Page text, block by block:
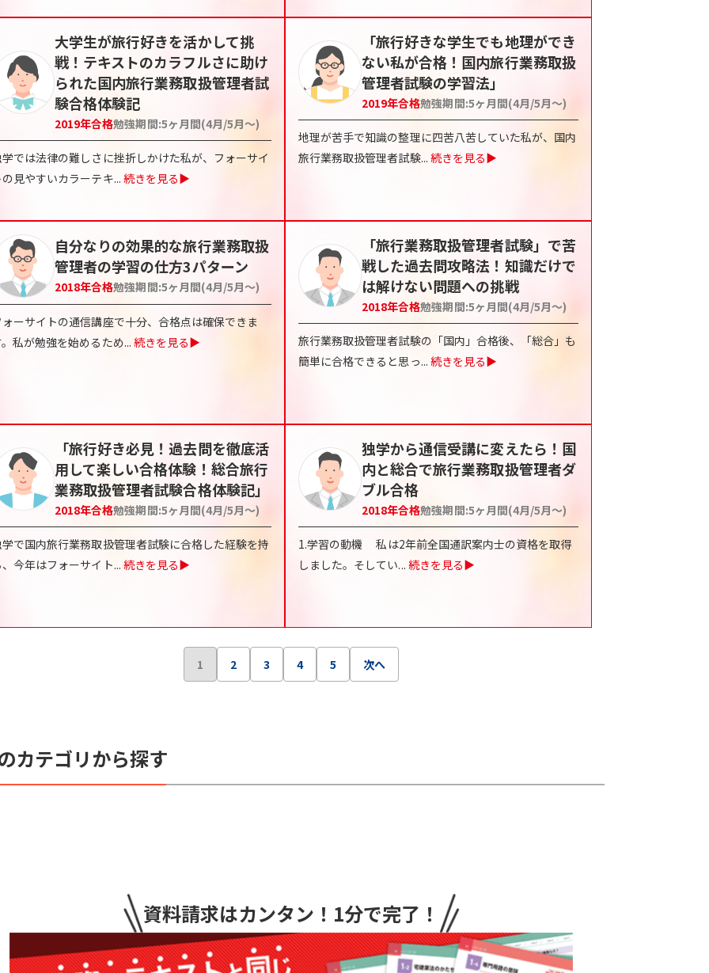
大学生が旅行好きを活かして挑
戦！テキストのカラフルさに助け
られた国内旅行業務取扱管理者試
験合格体験記
2019年合格勉強期間:5ヶ月間(4月/5月〜)
では法律の難しさに挫折しかけた私が、フォーサイ
見やすいカラーテキ... 続きを見る▶
「旅行好きな学生でも地理ができ
ない私が合格！国内旅行業務取扱
管理者試験の学習法」
2019年合格勉強期間:5ヶ月間(4月/5月〜)
地理が苦手で知識の整理に四苦八苦していた私が、国内
旅行業務取扱管理者試験... 続きを見る▶
自分なりの効果的な旅行業務取扱
管理者の学習の仕方3パターン
2018年合格勉強期間:5ヶ月間(4月/5月〜)
ーサイトの通信講座で十分、合格点は確保できま
私が勉強を始めるため... 続きを見る▶
「旅行業務取扱管理者試験」で苦
戦した過去問攻略法！知識だけで
は解けない問題への挑戦
2018年合格勉強期間:5ヶ月間(4月/5月〜)
旅行業務取扱管理者試験の「国内」合格後、「総合」も
簡単に合格できると思っ... 続きを見る▶
「旅行好き必見！過去問を徹底活
用して楽しい合格体験！総合旅行
業務取扱管理者試験合格体験記」
2018年合格勉強期間:5ヶ月間(4月/5月〜)
で国内旅行業務取扱管理者試験に合格した経験を持
今年はフォーサイト... 続きを見る▶
独学から通信受講に変えたら！国
内と総合で旅行業務取扱管理者ダ
ブル合格
2018年合格勉強期間:5ヶ月間(4月/5月〜)
1.学習の動機 私は2年前全国通訳案内士の資格を取得
しました。そしてい... 続きを見る▶
1 2 3 4 5 次へ
カテゴリから探す
資料請求はカンタン ！1分で完了！